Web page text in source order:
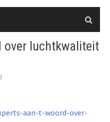
over luchtkwaliteit
aan-t-woord-over-